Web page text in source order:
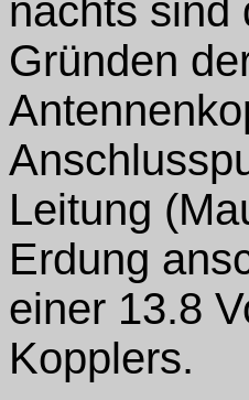
nachts sind
Gründen
Leitung
Erdung
einer 13.8
Kopplers.